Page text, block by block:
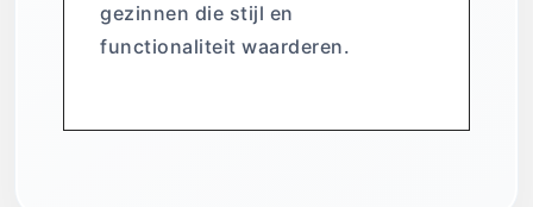
gezinnen die stijl en
functionaliteit waarderen.